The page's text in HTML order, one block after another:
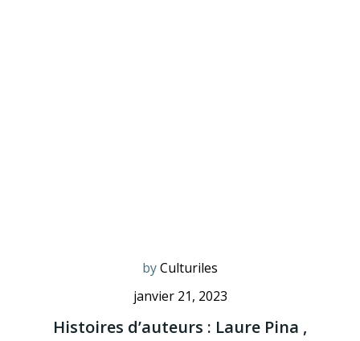
byCulturiles
janvier 21, 2023
Histoires d’auteurs : Laure Pina ,